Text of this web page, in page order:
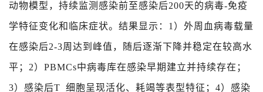
动物模型，持续监测感染前至感染后200天的病毒-免疫
学特征变化和临床症状。结果显示： 1 ）外周血病毒载量
在感染后2-3周达到峰值，随后逐渐下降并稳定在较高水
平； 2） PBMCs中病毒库在感染早期建立并持续存在；
3）感染后T 细胞呈现活化、耗竭等表型特征； 4）感染